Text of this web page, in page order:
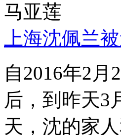
马亚莲
上海沈佩兰
自2016年2
后，到昨天3
天，沈的家